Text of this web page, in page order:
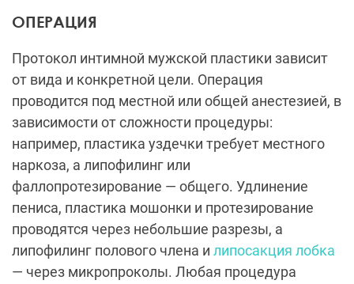
ОПЕРАЦИЯ
Протокол интимной мужской пластики зависит
от вида и конкретной цели. Операция
проводится под местной или общей анестезией, в
зависимости от сложности процедуры:
например, пластика уздечки требует местного
наркоза, а липофилинг или
фаллопротезирование — общего. Удлинение
пениса, пластика мошонки и протезирование
проводятся через небольшие разрезы, а
липофилинг полового члена и липосакция лобка
— через микропроколы. Любая процедура